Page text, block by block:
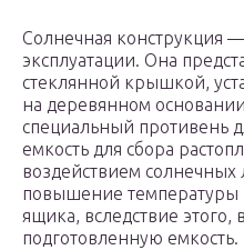
Солнечная конструкция
эксплуатации. Она
стеклянной крышкой,
на деревянном
специальный противень
емкость для сбора
воздействием солнечных
повышение температуры
ящика, вследствие этого,
подготовленную емкость.